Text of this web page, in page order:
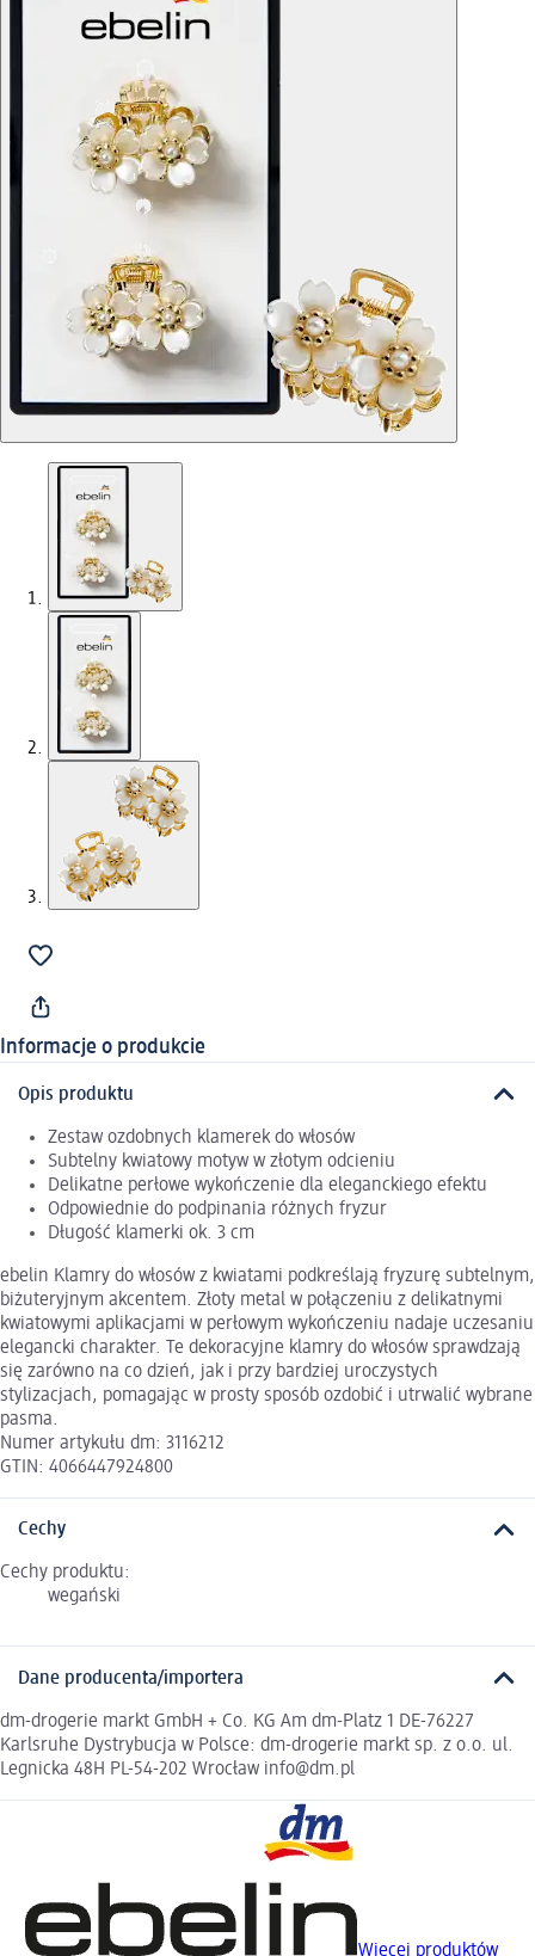
Informacje o produkcie
Opis produktu
Zestaw ozdobnych klamerek do włosów
Subtelny kwiatowy motyw w złotym odcieniu
Delikatne perłowe wykończenie dla eleganckiego efektu
Odpowiednie do podpinania różnych fryzur
Długość klamerki ok. 3 cm
ebelin Klamry do włosów z kwiatami podkreślają fryzurę subtelnym,
biżuteryjnym akcentem. Złoty metal w połączeniu z delikatnymi
kwiatowymi aplikacjami w perłowym wykończeniu nadaje uczesaniu
elegancki charakter. Te dekoracyjne klamry do włosów sprawdzają
się zarówno na co dzień, jak i przy bardziej uroczystych
stylizacjach, pomagając w prosty sposób ozdobić i utrwalić wybrane
pasma.
Numer artykułu dm: 3116212
GTIN: 4066447924800
Cechy
Cechy produktu:
wegański
Dane producenta/importera
dm-drogerie markt GmbH + Co. KG Am dm-Platz 1 DE-76227
Karlsruhe Dystrybucja w Polsce: dm-drogerie markt sp. z o.o. ul.
Legnicka 48H PL-54-202 Wrocław info@dm.pl
Więcej produktów